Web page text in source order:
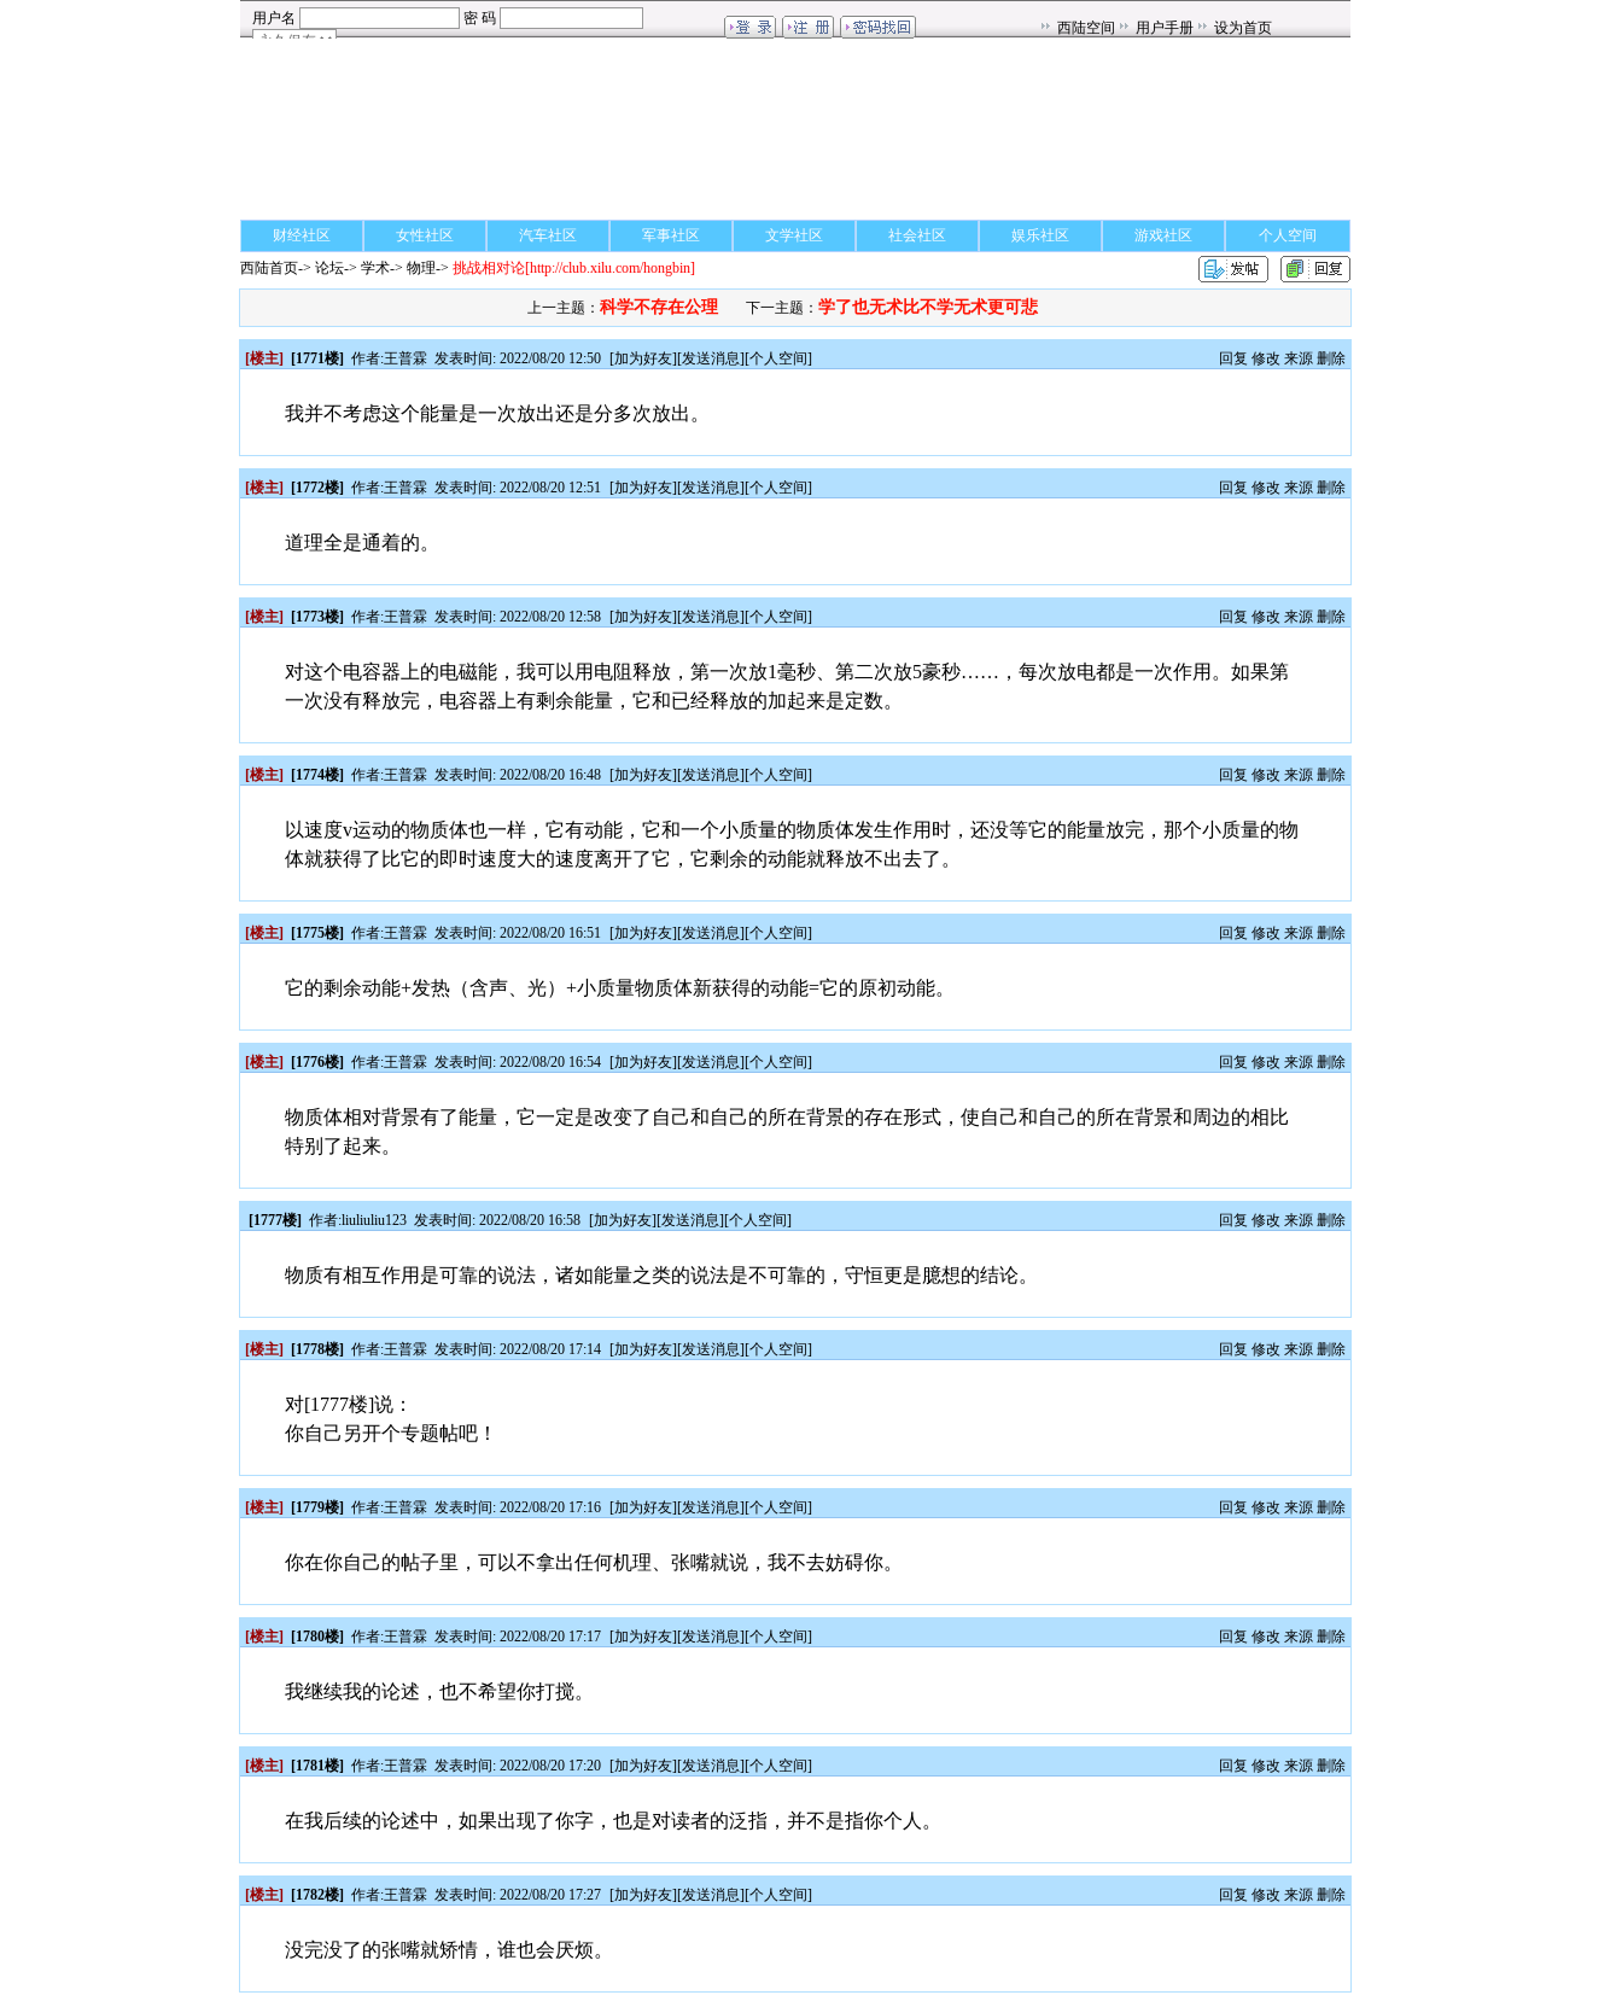
财经社区 女性社区 汽车社区 军事社区 文学社区 社会社区 娱乐社区 游戏社区
个人空间
西陆首页-> 论坛-> 学术-> 物理-> 挑战相对论[http://club.xilu.com/hongbin]
上一主题：科学不存在公理 下一主题：学了也无术比不学无术更可悲
[楼主] [1771楼] 作者:王普霖 发表时间: 2022/08/20 12:50 [加为好友][发送消息][个人空间] 回复 修改 来源 删除
我并不考虑这个能量是一次放出还是分多次放出。
[楼主] [1772楼] 作者:王普霖 发表时间: 2022/08/20 12:51 [加为好友][发送消息][个人空间] 回复 修改 来源 删除
道理全是通着的。
[楼主] [1773楼] 作者:王普霖 发表时间: 2022/08/20 12:58 [加为好友][发送消息][个人空间] 回复 修改 来源 删除
对这个电容器上的电磁能，我可以用电阻释放，第一次放1毫秒、第二次放5豪秒……，每次放电都是一次作用。如果第
一次没有释放完，电容器上有剩余能量，它和已经释放的加起来是定数。
[楼主] [1774楼] 作者:王普霖 发表时间: 2022/08/20 16:48 [加为好友][发送消息][个人空间] 回复 修改 来源 删除
以速度v运动的物质体也一样，它有动能，它和一个小质量的物质体发生作用时，还没等它的能量放完，那个小质量的物
体就获得了比它的即时速度大的速度离开了它，它剩余的动能就释放不出去了。
[楼主] [1775楼] 作者:王普霖 发表时间: 2022/08/20 16:51 [加为好友][发送消息][个人空间] 回复 修改 来源 删除
它的剩余动能+发热（含声、光）+小质量物质体新获得的动能=它的原初动能。
[楼主] [1776楼] 作者:王普霖 发表时间: 2022/08/20 16:54 [加为好友][发送消息][个人空间] 回复 修改 来源 删除
物质体相对背景有了能量，它一定是改变了自己和自己的所在背景的存在形式，使自己和自己的所在背景和周边的相比
特别了起来。
[1777楼] 作者:liuliuliu123 发表时间: 2022/08/20 16:58 [加为好友][发送消息][个人空间] 回复 修改 来源 删除
物质有相互作用是可靠的说法，诸如能量之类的说法是不可靠的，守恒更是臆想的结论。
[楼主] [1778楼] 作者:王普霖 发表时间: 2022/08/20 17:14 [加为好友][发送消息][个人空间] 回复 修改 来源 删除
对[1777楼]说：
你自己另开个专题帖吧！
[楼主] [1779楼] 作者:王普霖 发表时间: 2022/08/20 17:16 [加为好友][发送消息][个人空间] 回复 修改 来源 删除
你在你自己的帖子里，可以不拿出任何机理、张嘴就说，我不去妨碍你。
[楼主] [1780楼] 作者:王普霖 发表时间: 2022/08/20 17:17 [加为好友][发送消息][个人空间] 回复 修改 来源 删除
我继续我的论述，也不希望你打搅。
[楼主] [1781楼] 作者:王普霖 发表时间: 2022/08/20 17:20 [加为好友][发送消息][个人空间] 回复 修改 来源 删除
在我后续的论述中，如果出现了你字，也是对读者的泛指，并不是指你个人。
[楼主] [1782楼] 作者:王普霖 发表时间: 2022/08/20 17:27 [加为好友][发送消息][个人空间] 回复 修改 来源 删除
没完没了的张嘴就矫情，谁也会厌烦。